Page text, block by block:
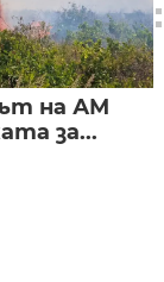
на АМ
за...